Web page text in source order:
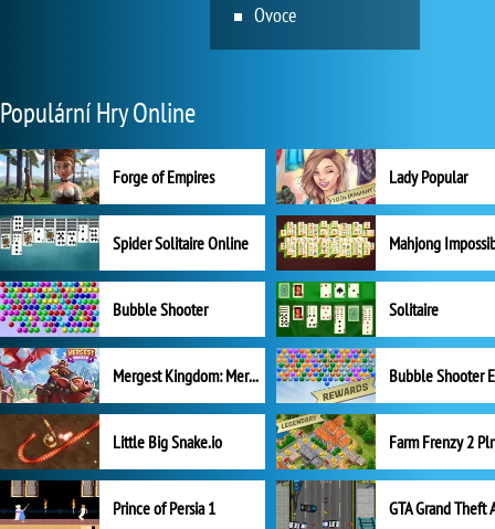
Ovoce
Populární Hry Online
Forge of Empires Lady Popular
Spider Solitaire Online Mahjong
Bubble Shooter Solitaire
Mergest Kingdom: Merge Puzzle
Little Big Snake.io
Prince of Persia 1 GTA Grand Theft